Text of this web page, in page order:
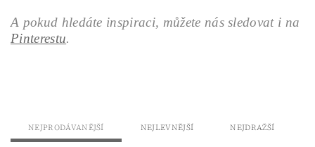
A pokud hledáte inspiraci, můžete nás sledovat i na
Pinterestu.
NEJPRODÁVANĚJŠÍ NEJLEVNĚJŠÍ NEJDRAŽŠÍ